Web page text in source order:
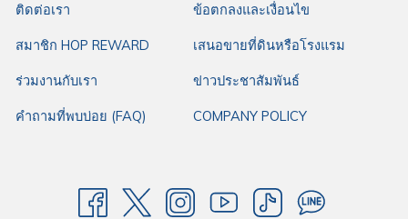
ติดต่อเรา ข้อตกลงและเงื่อนไข
สมาชิก HOP REWARD เสนอขายที่ดินหรือโรงแรม
ร่วมงานกับเรา ข่าวประชาสัมพันธ์
คำถามที่พบบ่อย (FAQ) COMPANY POLICY